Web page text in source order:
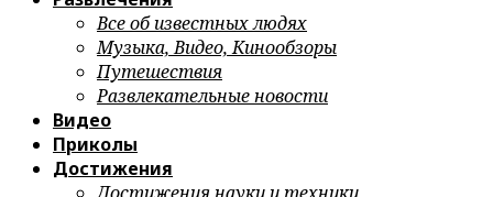
Все об известных людях
Музыка, Видео, Кинообзоры
Путешествия
Развлекательные новости
Видео
Приколы
Достижения